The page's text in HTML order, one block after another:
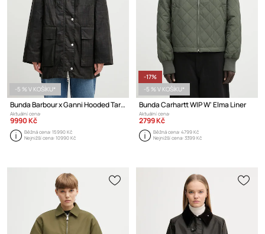
-5 % V KOŠÍKU*
Bunda Barbour x Ganni Hooded Tartan Duffle Wax
Aktuální cena:
9990 Kč
Běžná cena:15990 Kč
Nejnižší cena:10990 Kč
-17%
-5 % V KOŠÍKU*
Bunda Carhartt WIP W' Elma Liner
Aktuální cena:
2799 Kč
Běžná cena:4799 Kč
Nejnižší cena:3399 Kč